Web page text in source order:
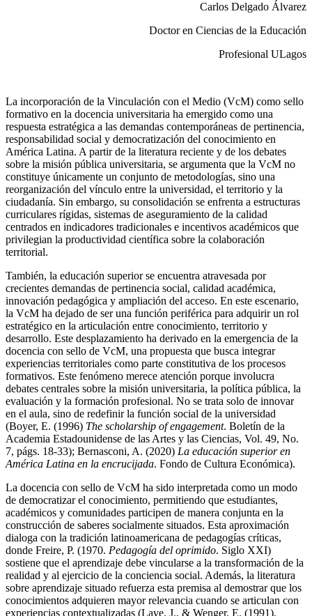
Carlos Delgado Álvarez
Doctor en Ciencias de la Educación
Profesional ULagos
La incorporación de la Vinculación con el Medio (VcM) como sello
formativo en la docencia universitaria ha emergido como una
respuesta estratégica a las demandas contemporáneas de pertinencia,
responsabilidad social y democratización del conocimiento en
América Latina. A partir de la literatura reciente y de los debates
sobre la misión pública universitaria, se argumenta que la VcM no
constituye únicamente un conjunto de metodologías, sino una
reorganización del vínculo entre la universidad, el territorio y la
ciudadanía. Sin embargo, su consolidación se enfrenta a estructuras
curriculares rígidas, sistemas de aseguramiento de la calidad
centrados en indicadores tradicionales e incentivos académicos que
privilegian la productividad científica sobre la colaboración
territorial.
También, la educación superior se encuentra atravesada por
crecientes demandas de pertinencia social, calidad académica,
innovación pedagógica y ampliación del acceso. En este escenario,
la VcM ha dejado de ser una función periférica para adquirir un rol
estratégico en la articulación entre conocimiento, territorio y
desarrollo. Este desplazamiento ha derivado en la emergencia de la
docencia con sello de VcM, una propuesta que busca integrar
experiencias territoriales como parte constitutiva de los procesos
formativos. Este fenómeno merece atención porque involucra
debates centrales sobre la misión universitaria, la política pública, la
evaluación y la formación profesional. No se trata solo de innovar
en el aula, sino de redefinir la función social de la universidad
(Boyer, E. (1996) The scholarship of engagement. Boletín de la
Academia Estadounidense de las Artes y las Ciencias, Vol. 49, No.
7, págs. 18-33); Bernasconi, A. (2020) La educación superior en
América Latina en la encrucijada. Fondo de Cultura Económica).
La docencia con sello de VcM ha sido interpretada como un modo
de democratizar el conocimiento, permitiendo que estudiantes,
académicos y comunidades participen de manera conjunta en la
construcción de saberes socialmente situados. Esta aproximación
dialoga con la tradición latinoamericana de pedagogías críticas,
donde Freire, P. (1970. Pedagogía del oprimido. Siglo XXI)
sostiene que el aprendizaje debe vincularse a la transformación de la
realidad y al ejercicio de la conciencia social. Además, la literatura
sobre aprendizaje situado refuerza esta premisa al demostrar que los
conocimientos adquieren mayor relevancia cuando se articulan con
experiencias contextualizadas (Lave, J., & Wenger, E. (1991).